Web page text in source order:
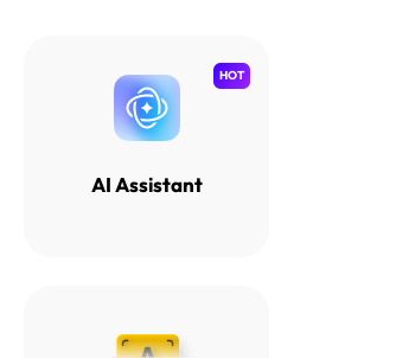
AI Assistant
HOT